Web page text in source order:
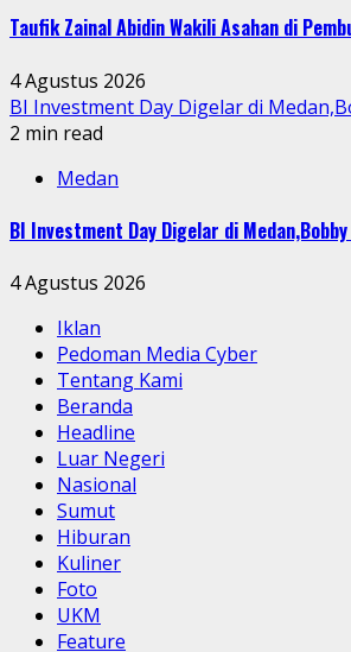
Taufik Zainal Abidin Wakili Asahan di
4 Agustus 2026
BI Investment Day Digelar di
2 min read
Medan
BI Investment Day Digelar di
4 Agustus 2026
Iklan
Pedoman Media Cyber
Tentang Kami
Beranda
Headline
Luar Negeri
Nasional
Sumut
Hiburan
Kuliner
Foto
UKM
Feature